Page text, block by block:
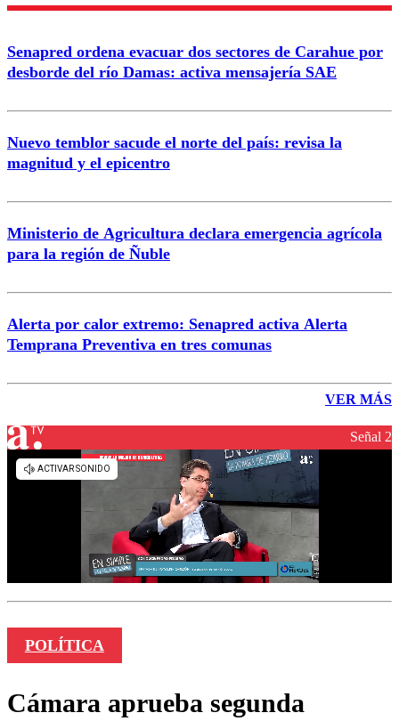
Enviar comentario
Senapred ordena evacuar dos sectores de Carahue por
desborde del río Damas: activa mensajería SAE
Nuevo temblor sacude el norte del país: revisa la
magnitud y el epicentro
Ministerio de Agricultura declara emergencia agrícola
para la región de Ñuble
Alerta por calor extremo: Senapred activa Alerta
Temprana Preventiva en tres comunas
VER MÁS
Señal 2
POLÍTICA
Cámara aprueba segunda